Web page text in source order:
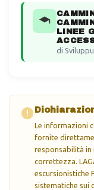
LINEE
di
Le informazioni
fornite
responsabilità in
correttezza.
escursionistiche
sistematiche sui